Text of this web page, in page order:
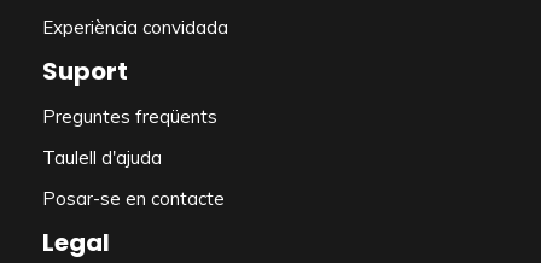
Experiència convidada
Suport
Preguntes freqüents
Taulell d'ajuda
Posar-se en contacte
Legal